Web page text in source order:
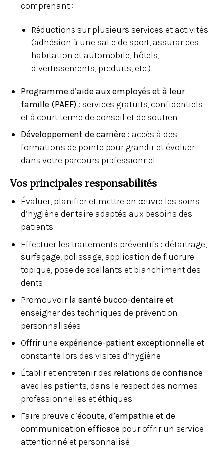
comprenant :
Réductions sur plusieurs services et activités
(adhésion à une salle de sport, assurances
habitation et automobile, hôtels,
divertissements, produits, etc.)
Programme d’aide aux employés et à leur
famille (PAEF): services gratuits, confidentiels
et à court terme de conseil et de soutien
Développement de carrière : accès à des
formations de pointe pour grandir et évoluer
dans votre parcours professionnel
Vos principales responsabilités
Évaluer, planifier et mettre en œuvre les soins
d’hygiène dentaire adaptés aux besoins des
patients
Effectuer les traitements préventifs : détartrage,
surfaçage, polissage, application de fluorure
topique, pose de scellants et blanchiment des
dents
Promouvoir la santé bucco-dentaire et
enseigner des techniques de prévention
personnalisées
Offrir une expérience-patient exceptionnelle et
constante lors des visites d’hygiène
Établir et entretenir des relations de confiance
avec les patients, dans le respect des normes
professionnelles et éthiques
Faire preuve d’écoute, d’empathie et de
communication efficace pour offrir un service
attentionné et personnalisé